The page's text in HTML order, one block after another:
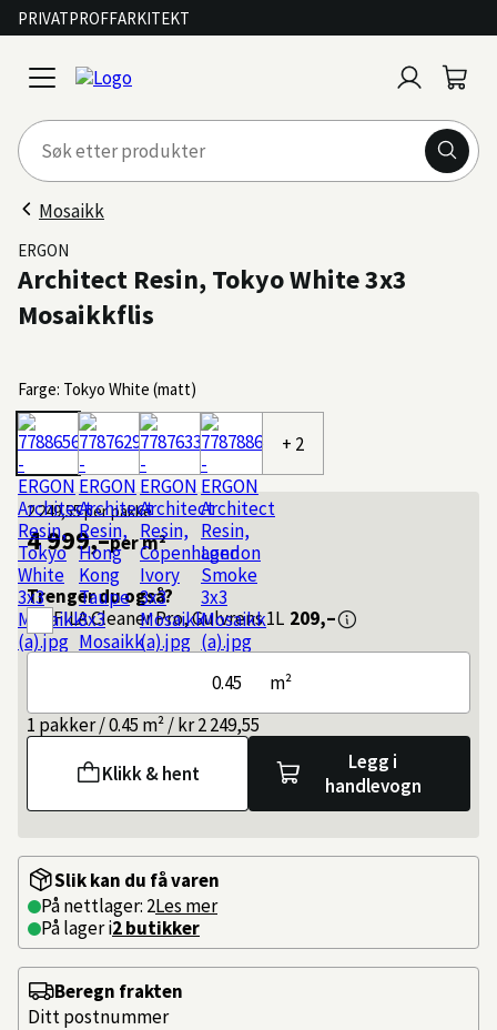
PRIVATPROFFARKITEKT
open
menu
inn
Mosaikk
ERGON
Architect Resin, Tokyo White 3x3
Mosaikkflis
Farge: Tokyo White (matt)
+ 2
2 249,55per pakke
4 999,–per m²
Trenger du også?
FILACleaner Pro, Gulvrens 1L 209,–
m²
1 pakker / 0.45 m² / kr 2 249,55
Klikk & hent
Legg i
handlevogn
Slik kan du få varen
På nettlager: 2Les mer
På lager i2 butikker
Beregn frakten
Ditt postnummer